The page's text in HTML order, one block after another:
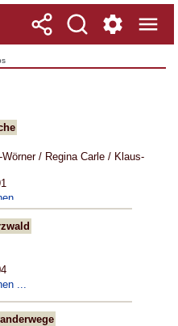
/ Regina Carle / Klaus-
...
...